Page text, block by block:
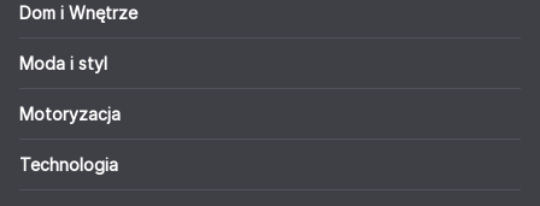
Dom i Wnętrze
Moda i styl
Motoryzacja
Technologia